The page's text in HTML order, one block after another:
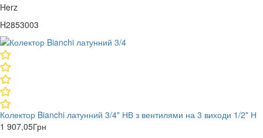
Herz
H2853003
Колектор Bianchi латунний 3/4" НВ з вентилями на 3 виходи 1/2" Н
1 907,05Грн